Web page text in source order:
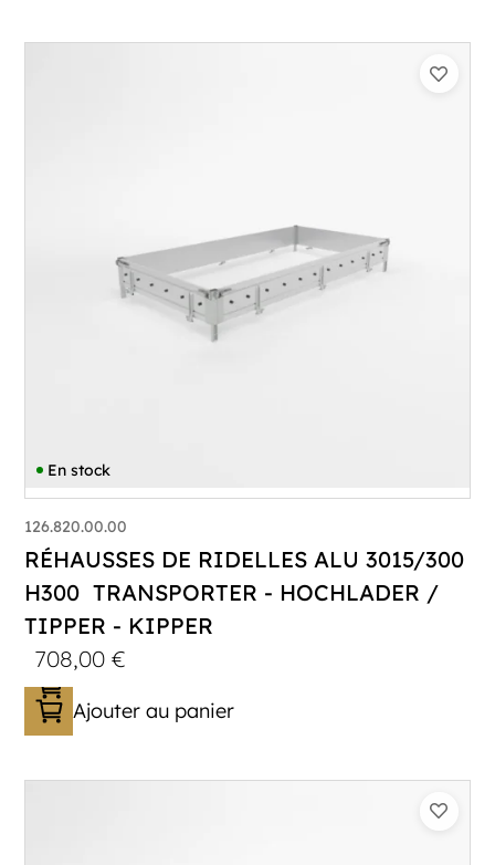
En stock
126.820.00.00
RÉHAUSSES DE RIDELLES ALU 3015/300
H300 TRANSPORTER - HOCHLADER /
TIPPER - KIPPER
708,00€
Ajouter au panier